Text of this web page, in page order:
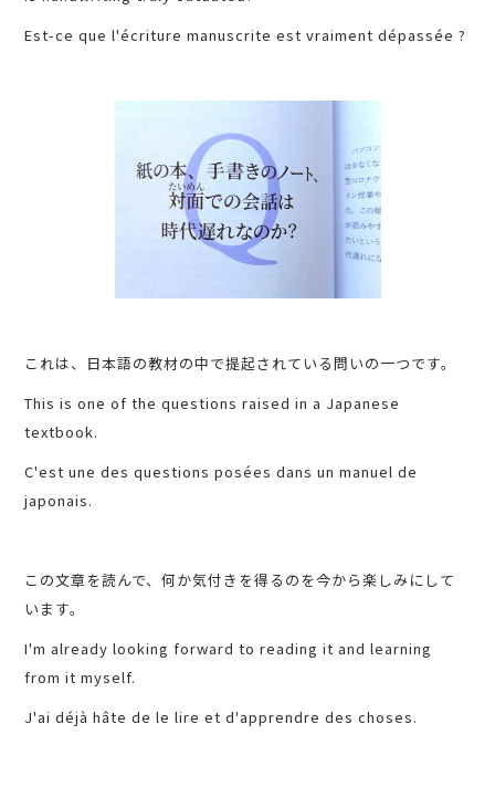
Est-ce que l'écriture manuscrite est vraiment dépassée ?
これは、日本語の教材の中で提起されている問いの一つです。
This is one of the questions raised in a Japanese
textbook.
C'est une des questions posées dans un manuel de
japonais.
この文章を読んで、何か気付きを得るのを今から楽しみにして
います。
I'm already looking forward to reading it and learning
from it myself.
J'ai déjà hâte de le lire et d'apprendre des choses.